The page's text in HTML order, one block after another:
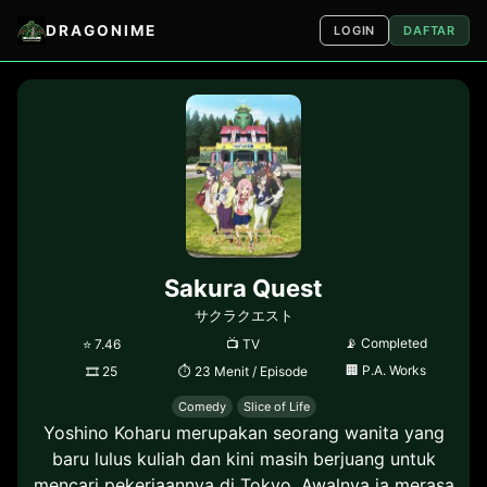
DRAGONIME LOGIN DAFTAR
Sakura Quest
サクラクエスト
⭐ 7.46 📺TV 📡 Completed
🎞 25 ⏱ 23 Menit / Episode 🏢 P.A. Works
Comedy Slice of Life
Yoshino Koharu merupakan seorang wanita yang
baru lulus kuliah dan kini masih berjuang untuk